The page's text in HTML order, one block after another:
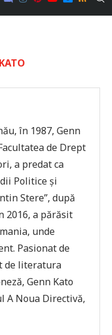
în 1987, Genn
de Drept
a predat ca
Politice și
Stere”, după
2016, a părăsit
unde
Pasionat de
de literatura
Genn Kato
A Noua Directivă,